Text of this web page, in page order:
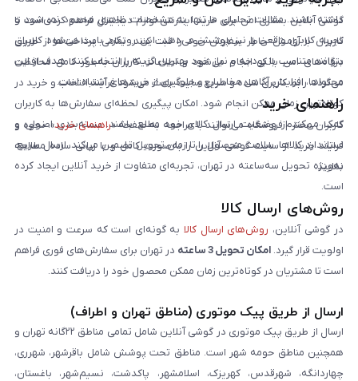
داشته باشند. مقالات تحلیلی ما تنها به مشخصات ظاهری محدود نمی‌شود و
تجربه کاربری واقعی را نیز پوشش می‌دهد. این رویکرد باعث می‌شود کاربران
بتوانند متناسب با بودجه و نیاز خود بهترین گزینه را انتخاب کنند. هدف از این
محتواها، افزایش آگاهی مخاطبان و جلوگیری از خریدهای اشتباه است.
گوشی آنلاین بستری امن برای خرید اینترنتی لوازم دیجیتال فراهم کرده است تا
کاربران با آرامش خاطر سفارش خود را ثبت کنند. تمامی پرداخت‌ها از طریق
درگاه‌های امن بانکی انجام می‌شود و اطلاعات کاربران به‌طور کامل محافظت
می‌گردد. رابط کاربری ساده و سریع سایت باعث می‌شود فرآیند انتخاب و خرید در
کوتاه‌ترین زمان ممکن انجام شود. امکان پیگیری لحظه‌ای سفارش‌ها به کاربران
کمک می‌کند از وضعیت ارسال کالای خود مطلع باشند. بسته‌بندی اصولی و
استاندارد کالاها، سلامت محصول را تا زمان تحویل تضمین می‌کند. ارسال سریع،
به‌ویژه تحویل سه‌ساعته در تهران، تجربه‌ای متفاوت از خرید آنلاین ایجاد کرده
است.
راهنمای خرید
کاربران محترم فروشگاه می‌توانند با مراجعه به صفحه «راهنمای خرید»، نحوه و
فرایند خرید از سایت گوشی آنلاین را به‌صورت کامل و با زبانی ساده مطالعه
نمایند.
روش‌های ارسال کالا
در گوشی آنلاین، روش‌های ارسال کالا به گونه‌ای است که سرعت و امنیت در
اولویت قرار گیرد. امکان تحویل 3 ساعته
در تهران برای سفارش‌های فوری فراهم
است تا مشتریان در کوتاه‌ترین زمان ممکن محصول خود را دریافت کنند.
ارسال از طریق پیک موتوری (مناطق تهران و اطراف)
ارسال از طریق پیک موتوری در گوشی آنلاین شامل تمامی مناطق ۲۲گانه تهران و
همچنین مناطق حومه شهر است. مناطق تحت پوشش شامل باقرشهر، شهرری،
چهاردانگه، شهرقدس، کهریزک، اسلامشهر، پاکدشت، نسیم‌شهر، باغستان،